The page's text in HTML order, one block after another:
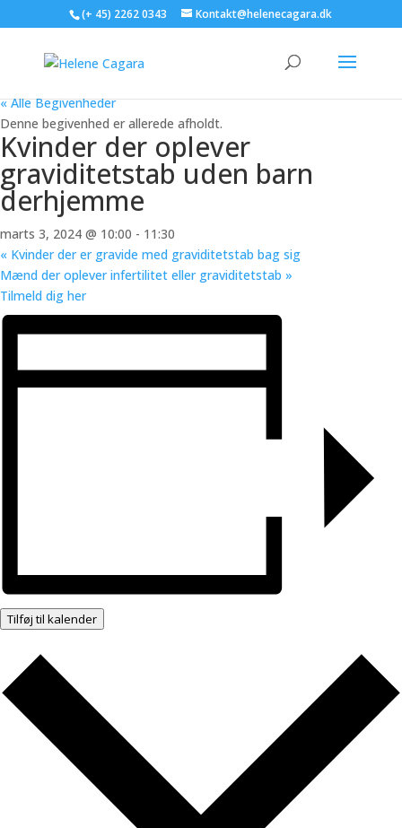
(+ 45) 2262 0343 Kontakt@helenecagara.dk
« Alle Begivenheder
Denne begivenhed er allerede afholdt.
Kvinder der oplever
graviditetstab uden barn
derhjemme
marts 3, 2024 @ 10:00 - 11:30
« Kvinder der er gravide med graviditetstab bag sig
Mænd der oplever infertilitet eller graviditetstab »
Tilmeld dig her
Tilføj til kalender